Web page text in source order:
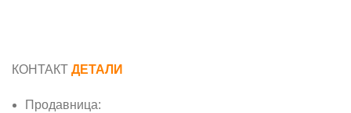
КОНТАКТ ДЕТАЛИ
Продавница: